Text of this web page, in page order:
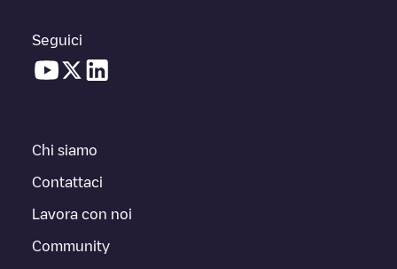
Seguici
Chi siamo
Contattaci
Lavora con noi
Community